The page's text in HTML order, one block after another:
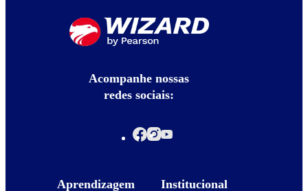
Acompanhe nossas
redes sociais:
Aprendizagem Institucional